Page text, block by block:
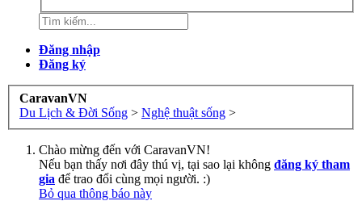
Đăng nhập
Đăng ký
CaravanVN
Du Lịch & Đời Sống > Nghệ thuật sống >
Chào mừng đến với CaravanVN!
Nếu bạn thấy nơi đây thú vị, tại sao lại không đăng ký tham
gia để trao đổi cùng mọi người. :)
Bỏ qua thông báo này